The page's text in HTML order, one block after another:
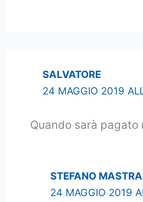
SALVATORE
24 MAGGIO 2019
Quando sarà pagato
STEFANO
24 MAGGIO 2019